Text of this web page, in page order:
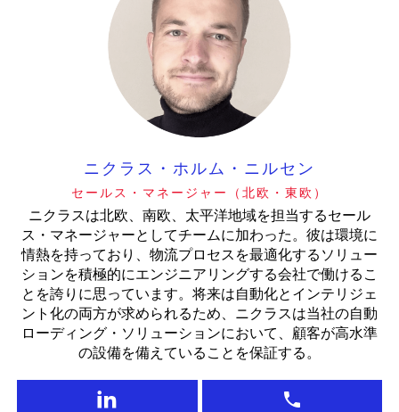
ニクラス・ホルム・ニルセン
セールス・マネージャー（北欧・東欧）
ニクラスは北欧、南欧、太平洋地域を担当するセール
ス・マネージャーとしてチームに加わった。彼は環境に
情熱を持っており、物流プロセスを最適化するソリュー
ションを積極的にエンジニアリングする会社で働けるこ
とを誇りに思っています。将来は自動化とインテリジェ
ント化の両方が求められるため、ニクラスは当社の自動
ローディング・ソリューションにおいて、顧客が高水準
の設備を備えていることを保証する。